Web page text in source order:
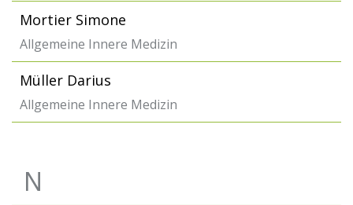
Mortier Simone
Allgemeine Innere Medizin
Müller Darius
Allgemeine Innere Medizin
N